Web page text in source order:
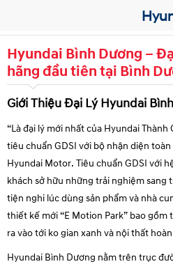
Hyundai Bình Dương –
hãng đầu tiên tại Bình
Giới Thiệu Đại Lý Hyundai
“Là đại lý mới nhất của Hyundai
tiêu chuẩn GDSI với bộ nhận diện toàn
Hyundai Motor. Tiêu chuẩn GDSI với
khách sở hữu những trải nghiệmsang
tiện nghi lúcdùng sản phẩm và nhà
thiết kế mới “E Motion Park” bao gồm
ra vàotới kogian xanh và nội thất
Hyundai Bình Dương nằm trên trục